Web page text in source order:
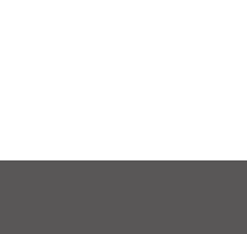
，提供更舒適的行
優勢